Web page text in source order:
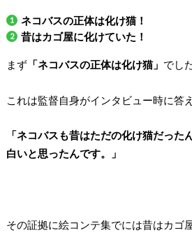
ネコバスの正体は化け猫！
昔はカゴ屋に化けていた！
まず「ネコバスの正体は化け猫」 でし
これは監督自身がインタビュー時に答
「ネコバスも昔はただの化け猫だった
白いと思ったんです。」
その証拠に絵コンテ集でには昔はカゴ